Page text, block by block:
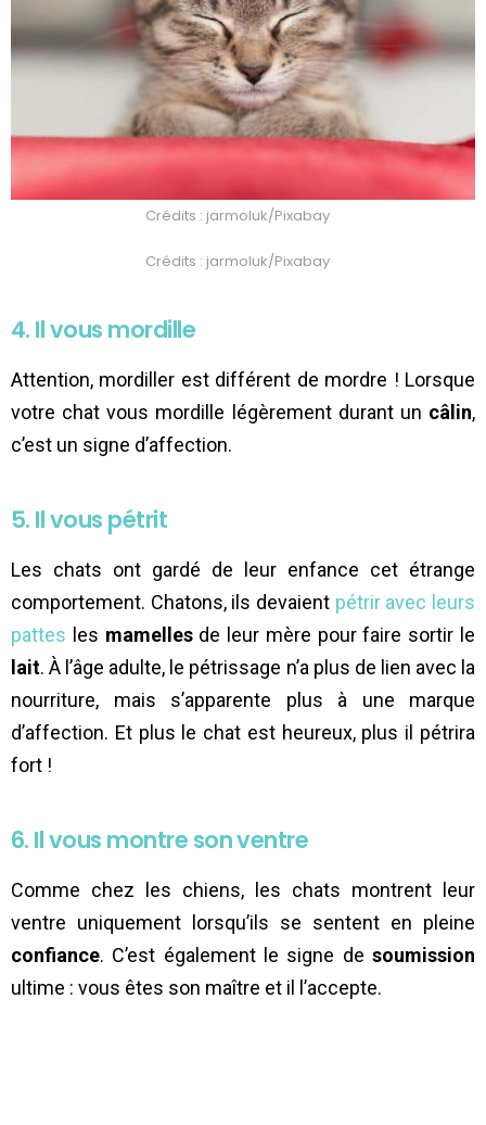
Crédits : jarmoluk/Pixabay
Crédits : jarmoluk/Pixabay
4. Il vous mordille
Attention, mordiller est différent de mordre ! Lorsque
votre chat vous mordille légèrement durant un câlin,
c’est un signe d’affection.
5. Il vous pétrit
Les chats ont gardé de leur enfance cet étrange
comportement. Chatons, ils devaient pétrir avec leurs
pattes les mamellesde leur mère pour faire sortir le
lait. À l’âge adulte, le pétrissage n’a plus de lien avec la
nourriture, mais s’apparente plus à une marque
d’affection. Et plus le chat est heureux, plus il pétrira
fort !
6. Il vous montre son ventre
Comme chez les chiens, les chats montrent leur
ventre uniquement lorsqu’ils se sentent en pleine
confiance. C’est également le signe de soumission
ultime : vous êtes son maître et il l’accepte.